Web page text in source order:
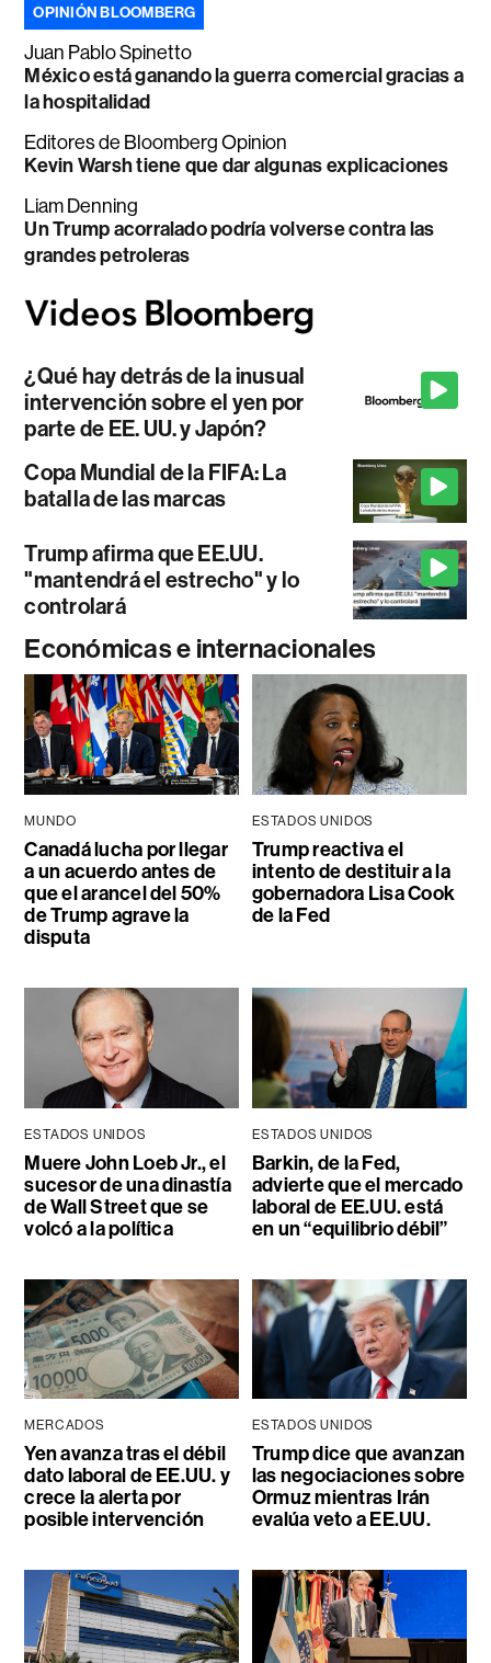
OPINIÓN BLOOMBERG
Juan Pablo Spinetto
México está ganando la guerra comercial gracias a
la hospitalidad
Editores de Bloomberg Opinion
Kevin Warsh tiene que dar algunas explicaciones
Liam Denning
Un Trump acorralado podría volverse contra las
grandes petroleras
¿Qué hay detrás de la inusual
intervención sobre el yen por
parte de EE. UU. y Japón?
Copa Mundial de la FIFA: La
batalla de las marcas
Trump afirma que EE.UU.
"mantendrá el estrecho" y lo
controlará
Económicas e internacionales
MUNDO
Canadá lucha por llegar
a un acuerdo antes de
que el arancel del 50%
de Trump agrave la
disputa
ESTADOS UNIDOS
Trump reactiva el
intento de destituir a la
gobernadora Lisa Cook
de la Fed
ESTADOS UNIDOS
Muere John Loeb Jr., el
sucesor de una dinastía
de Wall Street que se
volcó a la política
ESTADOS UNIDOS
Barkin, de la Fed,
advierte que el mercado
laboral de EE.UU. está
en un “equilibrio débil”
MERCADOS
Yen avanza tras el débil
dato laboral de EE.UU. y
crece la alerta por
posible intervención
ESTADOS UNIDOS
Trump dice que avanzan
las negociaciones sobre
Ormuz mientras Irán
evalúa veto a EE.UU.